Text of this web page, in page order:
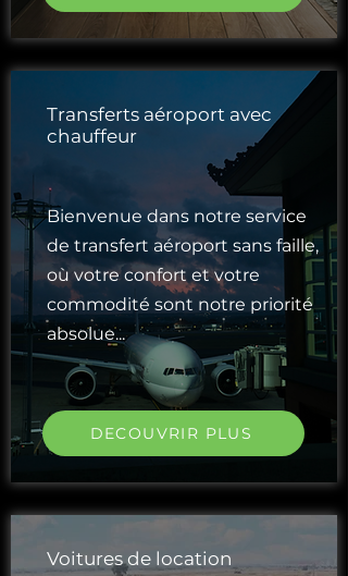
Transferts aéroport avec
chauffeur
Bienvenue dans notre service
de transfert aéroport sans faille,
où votre confort et votre
commodité sont notre priorité
absolue...
DECOUVRIR PLUS
Voitures de location